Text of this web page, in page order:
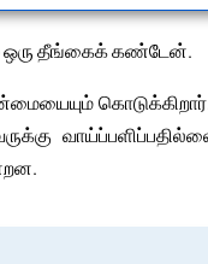
ஒரு தீங்கைக் கண்டேன்.